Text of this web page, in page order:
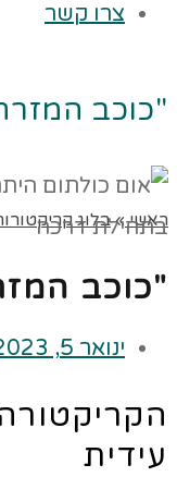
צרו קשר
"כוכב
ראשי » בלוג
"כוכב
ינואר 5, 2023
עידית